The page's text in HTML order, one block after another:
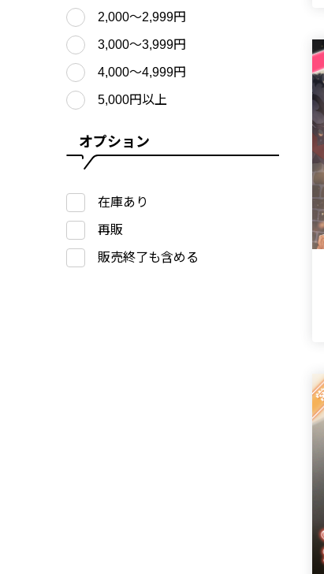
2,000〜2,999円
3,000〜3,999円
4,000〜4,999円
5,000円以上
オプション
在庫あり
再販
販売終了も含める